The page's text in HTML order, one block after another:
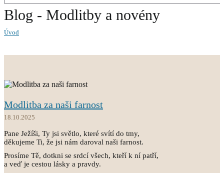
Blog - Modlitby a novény
Úvod
Modlitba za naši farnost
18.10.2025
Pane Ježíši, Ty jsi světlo, které svítí do tmy,
děkujeme Ti, že jsi nám daroval naši farnost.
Prosíme Tě, dotkni se srdcí všech, kteří k ní patří,
a veď je cestou lásky a pravdy.